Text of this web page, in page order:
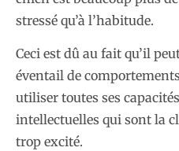
stressé qu’à l’habitude.
Ceci est dû au fait qu’il
éventail de
utiliser toutes ses
intellectuelles qui sont la
trop excité.